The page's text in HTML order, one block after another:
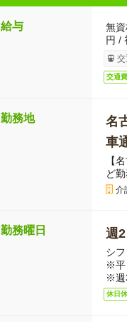
給与
無
円 /
交
交通費
勤務地
名
車
【
ど
介
勤務曜日 週
シフ
※平
※週
休日